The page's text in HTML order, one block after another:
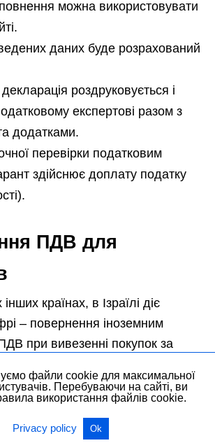
можна використовувати
даних буде розрахований
роздруковується і
експертові разом з
додатками.
перевірки податковим
здійснює доплату податку
ПДВ для
країнах, в Ізраїлі діє
– повернення іноземним
при вивезенні покупок за
і послуги гіда, немає ПДВ в
готелю і при проживанні
екскурсій і харчуванні,
файли cookie для максимальної
Перебуваючи на сайті, ви
використання файлів cookie.
Privacy policy Ok